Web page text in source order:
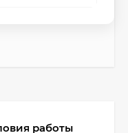
работы